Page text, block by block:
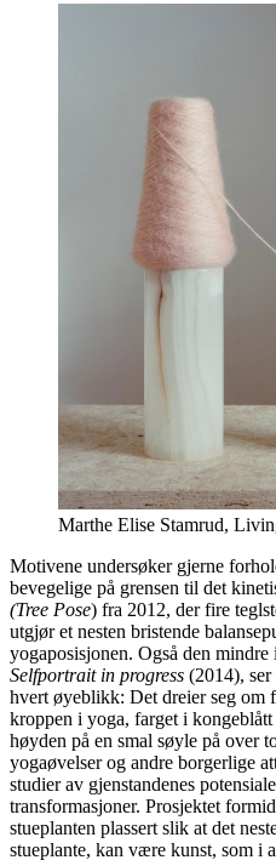
Marthe Elise Stamrud,
Motivene undersøker gjerne
bevegelige på grensen til det
(Tree Pose) fra 2012, der fire
utgjør et nesten bristende
yogaposisjonen. Også den mindre
Selfportrait in progress (2014), ser
hvert øyeblikk: Det dreier seg om
kroppen i yoga, farget i
høyden på en smal søyle på over
yogaøvelser og andre borgerlige
studier av gjenstandenes
transformasjoner. Prosjektet
stueplanten plassert slik at det
stueplante, kan være kunst, som i